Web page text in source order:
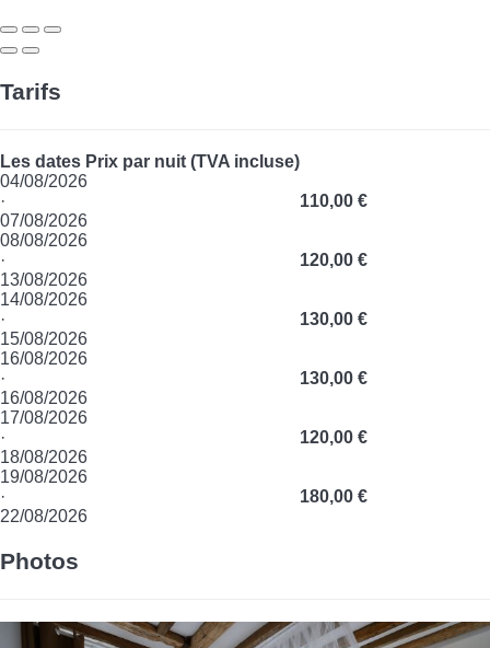
Tarifs
Les dates Prix par nuit (TVA incluse)
04/08/2026
·
07/08/2026
110,00 €
08/08/2026
·
13/08/2026
120,00 €
14/08/2026
·
15/08/2026
130,00 €
16/08/2026
·
16/08/2026
130,00 €
17/08/2026
·
18/08/2026
120,00 €
19/08/2026
·
22/08/2026
180,00 €
Photos